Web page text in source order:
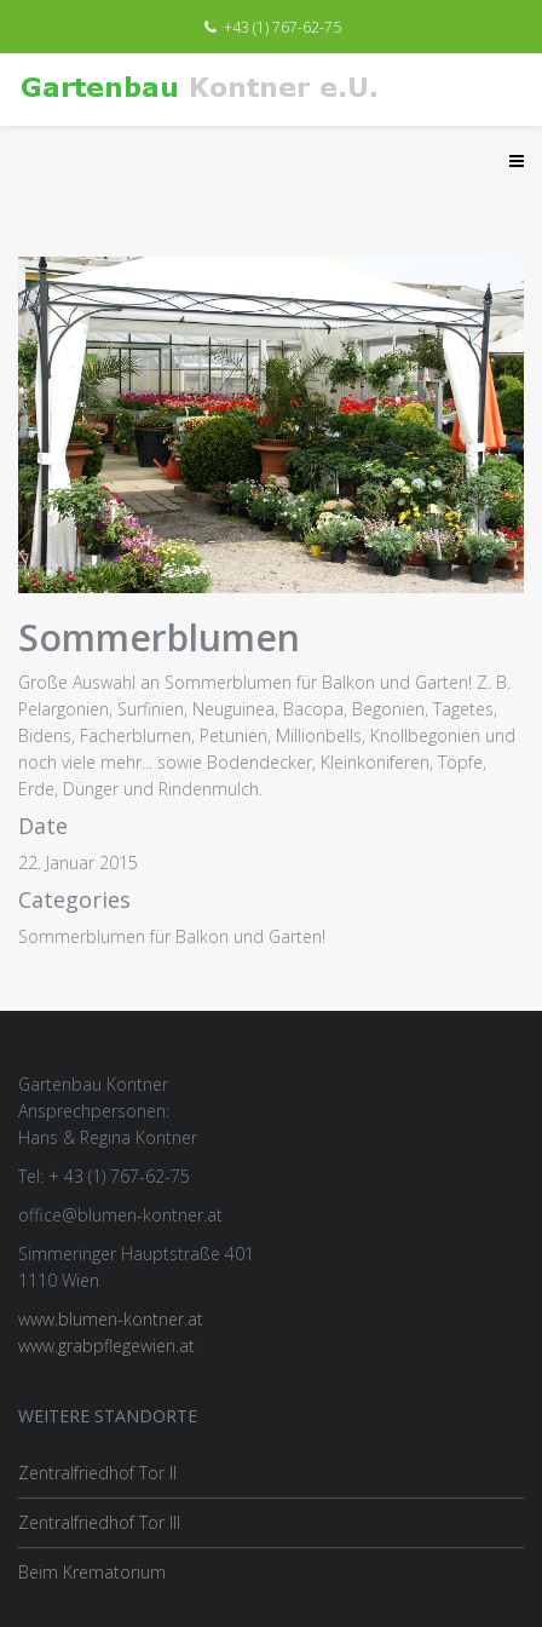
+43 (1) 767-62-75
Sommerblumen
Große Auswahl an Sommerblumen für Balkon und Garten! Z. B.
Pelargonien, Surfinien, Neuguinea, Bacopa, Begonien, Tagetes,
Bidens, Fächerblumen, Petunien, Millionbells, Knollbegonien und
noch viele mehr... sowie Bodendecker, Kleinkoniferen, Töpfe,
Erde, Dünger und Rindenmulch.
Date
22. Januar 2015
Categories
Sommerblumen für Balkon und Garten!
Gartenbau Kontner
Ansprechpersonen:
Hans & Regina Kontner
Tel: + 43 (1) 767-62-75
office@blumen-kontner.at
Simmeringer Hauptstraße 401
1110 Wien
www.blumen-kontner.at
www.grabpflegewien.at
WEITERE STANDORTE
Zentralfriedhof Tor II
Zentralfriedhof Tor III
Beim Krematorium